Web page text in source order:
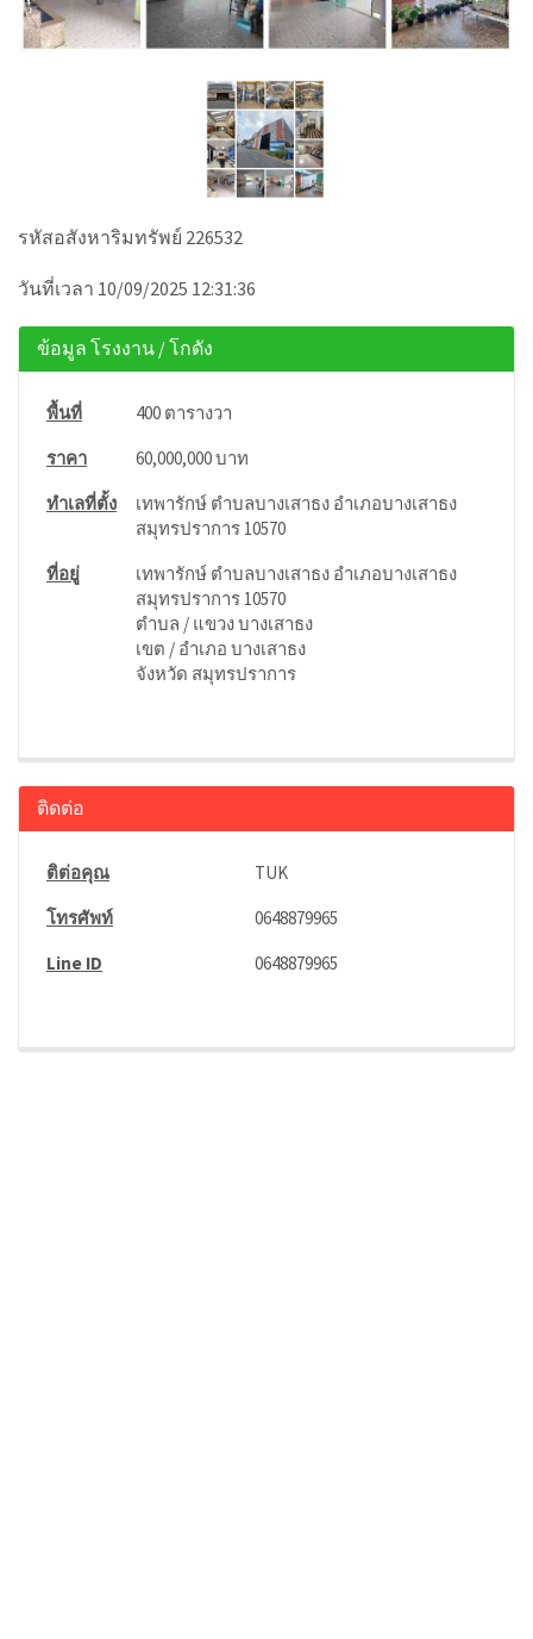
รหัสอสังหาริมทรัพย์ 226532
วันที่เวลา 10/09/2025 12:31:36
ข้อมูล โรงงาน / โกดัง
พื้นที่
400 ตารางวา
ราคา
60,000,000 บาท
ทำเลที่ตั้ง
เทพารักษ์ ตำบลบางเสาธง อำเภอบางเสาธง
สมุทรปราการ 10570
ที่อยู่
เทพารักษ์ ตำบลบางเสาธง อำเภอบางเสาธง
สมุทรปราการ 10570
ตำบล / แขวง บางเสาธง
เขต / อำเภอ บางเสาธง
จังหวัด สมุทรปราการ
ติดต่อ
ติต่อคุณ
TUK
โทรศัพท์
0648879965
Line ID
0648879965